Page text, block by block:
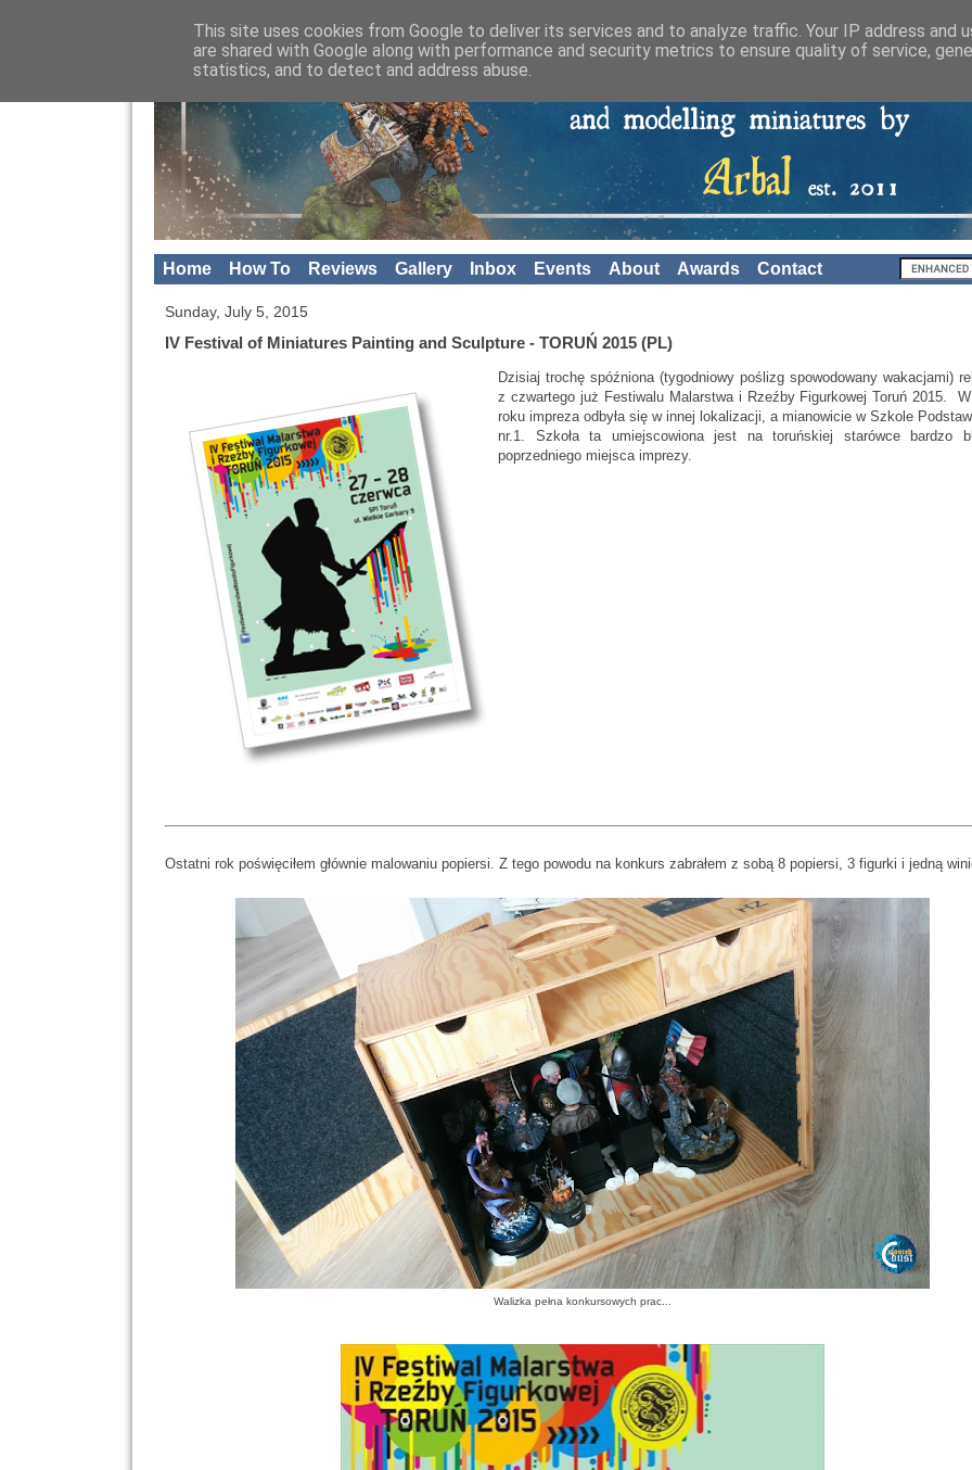
Home How To Reviews Gallery Inbox Events About Awards Contact
Sunday, July 5, 2015
IV Festival of Miniatures Painting and Sculpture - TORUŃ 2015 (PL)
Dzisiaj trochę spóźniona (tygodniowy poślizg spowodowany wakacjami)
z czwartego już Festiwalu Malarstwa i Rzeźby Figurkowej Toruń 2015.
roku impreza odbyła się w innej lokalizacji, a mianowicie w Szkole
nr.1. Szkoła ta umiejscowiona jest na toruńskiej starówce bardzo
poprzedniego miejsca imprezy.
Ostatni rok poświęciłem głównie malowaniu popiersi. Z tego powodu na konkurs zabrałem z sobą 8 popiersi, 3 figurki i jedną
Walizka pełna konkursowych prac...
This site uses cookies from Google to deliver its services and to analyze traffic. Your IP address and
are shared with Google along with performance and security metrics to ensure quality of service,
statistics, and to detect and address abuse.